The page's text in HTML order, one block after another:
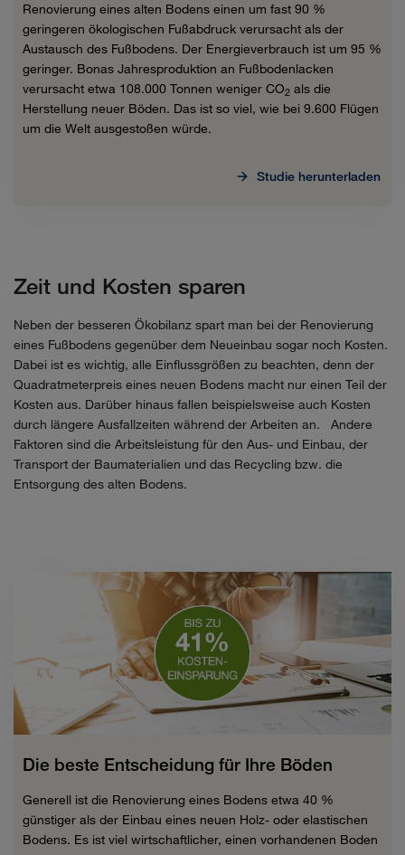
Renovierung eines alten Bodens einen um fast 90 %
geringeren ökologischen Fußabdruck verursacht als der
Austausch des Fußbodens. Der Energieverbrauch ist um 95 %
geringer. Bonas Jahresproduktion an Fußbodenlacken
verursacht etwa 108.000 Tonnen weniger CO2 als die
Herstellung neuer Böden. Das ist so viel, wie bei 9.600 Flügen
um die Welt ausgestoßen würde.
Studie herunterladen
Zeit und Kosten sparen
Neben der besseren Ökobilanz spart man bei der Renovierung
eines Fußbodens gegenüber dem Neueinbau sogar noch Kosten.
Dabei ist es wichtig, alle Einflussgrößen zu beachten, denn der
Quadratmeterpreis eines neuen Bodens macht nur einen Teil der
Kosten aus. Darüber hinaus fallen beispielsweise auch Kosten
durch längere Ausfallzeiten während der Arbeiten an. Andere
Faktoren sind die Arbeitsleistung für den Aus- und Einbau, der
Transport der Baumaterialien und das Recycling bzw. die
Entsorgung des alten Bodens.
Die beste Entscheidung für Ihre Böden
Generell ist die Renovierung eines Bodens etwa 40 %
günstiger als der Einbau eines neuen Holz- oder elastischen
Bodens. Es ist viel wirtschaftlicher, einen vorhandenen Boden